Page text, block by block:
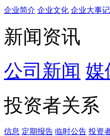
企业简介 企业文化 企业⼤事记
新闻资讯
公司新闻 媒
投资者关系
信息 定期报告 临时公告 投资